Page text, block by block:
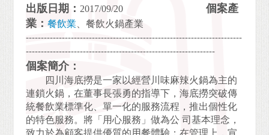
出版日期：2017/09/20
個案產
業：餐飲業 、餐飲火鍋產業
------------------------------------------------------------------------
---------------------------------------------------------------
個案簡介：
四川海底撈是一家以經營川味麻辣火鍋為主的
連鎖火鍋，在董事長張勇的指導下，海底撈突破傳
統餐飲業標準化、單一化的服務流程，推出個性化
的特色服務。將「用心服務」做為公 司基本理念，
致力於為顧客提供優質的用餐體驗；在管理上，宣